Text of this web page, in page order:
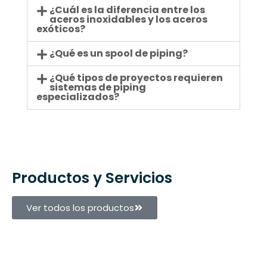
¿Cuál es la diferencia entre los
aceros inoxidables y los aceros
exóticos?
¿Qué es un spool de piping?
¿Qué tipos de proyectos requieren
sistemas de piping
especializados?
Productos y Servicios
Ver todos los productos